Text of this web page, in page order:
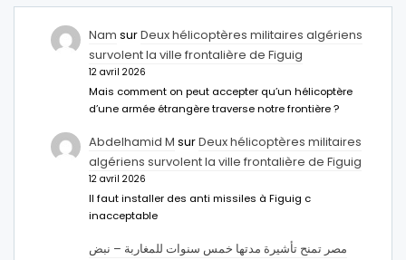
Nam surDeux hélicoptères militaires algériens
survolent la ville frontalière de Figuig
12 avril 2026
Mais comment on peut accepter qu’un hélicoptère
d’une armée étrangère traverse notre frontière ?
Abdelhamid M surDeux hélicoptères militaires
algériens survolent la ville frontalière de Figuig
12 avril 2026
Il faut installer des anti missiles à Figuig c
inacceptable
مصر تمنح تأشيرة مدتها خمس سنوات للمغاربة – نبض